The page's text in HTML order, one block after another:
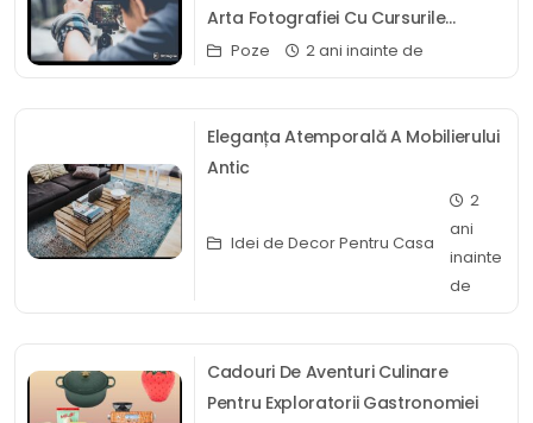
Arta Fotografiei Cu Cursurile
Noastre De Educație Online
Poze 2 ani inainte de
Eleganța Atemporală A Mobilierului
Antic
Idei de Decor Pentru Casa
2
ani
inainte
de
Cadouri De Aventuri Culinare
Pentru Exploratorii Gastronomiei